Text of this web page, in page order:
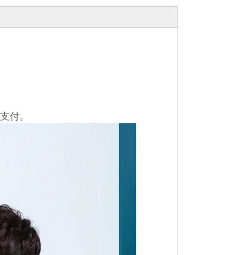
付。